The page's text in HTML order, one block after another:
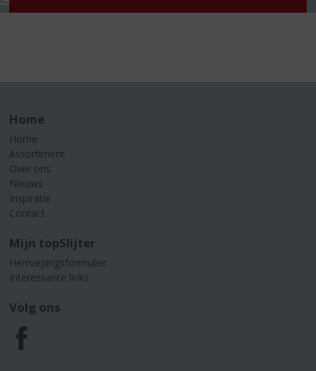
Home
Home
Assortiment
Over ons
Nieuws
Inspiratie
Contact
Mijn topSlijter
Herroepingsformulier
Interessante links
Volg ons
F